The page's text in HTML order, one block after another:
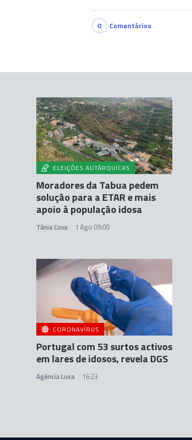
0 Comentários
ELEIÇÕES AUTÁRQUICAS
Moradores da Tabua pedem
solução para a ETAR e mais
apoio à população idosa
Tânia Cova 1 Ago 09:00
CORONAVÍRUS
Portugal com 53 surtos activos
em lares de idosos, revela DGS
Agência Lusa 16:23